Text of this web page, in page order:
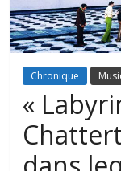
Chronique
«